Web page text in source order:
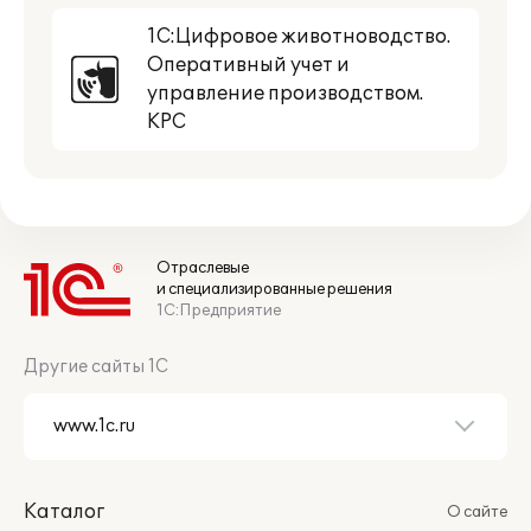
1С:Цифровое животноводство.
Оперативный учет и
управление производством.
КРС
Отраслевые
и специализированные решения
1С:Предприятие
Другие сайты 1С
Каталог
О сайте